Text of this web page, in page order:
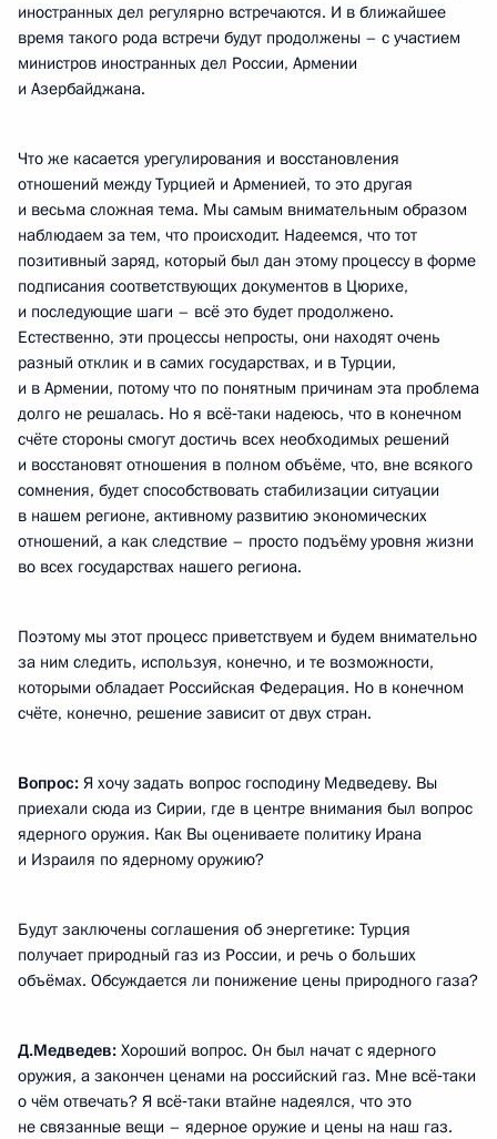
иностранных дел регулярно встречаются. И в ближайшее
время такого рода встречи будут продолжены – с участием
министров иностранных дел России, Армении
и Азербайджана.
Что же касается урегулирования и восстановления
отношений между Турцией и Арменией, то это другая
и весьма сложная тема. Мы самым внимательным образом
наблюдаем за тем, что происходит. Надеемся, что тот
позитивный заряд, который был дан этому процессу в форме
подписания соответствующих документов в Цюрихе,
и последующие шаги – всё это будет продолжено.
Естественно, эти процессы непросты, они находят очень
разный отклик и в самих государствах, и в Турции,
и в Армении, потому что по понятным причинам эта проблема
долго не решалась. Но я всё‑таки надеюсь, что в конечном
счёте стороны смогут достичь всех необходимых решений
и восстановят отношения в полном объёме, что, вне всякого
сомнения, будет способствовать стабилизации ситуации
в нашем регионе, активному развитию экономических
отношений, а как следствие – просто подъёму уровня жизни
во всех государствах нашего региона.
Поэтому мы этот процесс приветствуем и будем внимательно
за ним следить, используя, конечно, и те возможности,
которыми обладает Российская Федерация. Но в конечном
счёте, конечно, решение зависит от двух стран.
Вопрос: Я хочу задать вопрос господину Медведеву. Вы
приехали сюда из Сирии, где в центре внимания был вопрос
ядерного оружия. Как Вы оцениваете политику Ирана
и Израиля по ядерному оружию?
Будут заключены соглашения об энергетике: Турция
получает природный газ из России, и речь о больших
объёмах. Обсуждается ли понижение цены природного газа?
Д.Медведев: Хороший вопрос. Он был начат с ядерного
оружия, а закончен ценами на российский газ. Мне всё‑таки
о чём отвечать? Я всё‑таки втайне надеялся, что это
не связанные вещи – ядерное оружие и цены на наш газ.